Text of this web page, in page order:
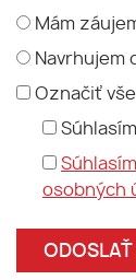
Mám
Navrhujem
Označiť
osobných